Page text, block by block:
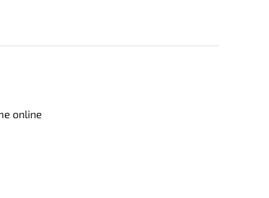
online